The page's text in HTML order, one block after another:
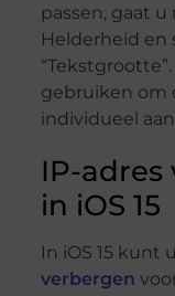
passen, gaat
Helderheid en
gebruiken om
individueel
IP-
in iOS 15
In iOS 15 kunt
verbergen